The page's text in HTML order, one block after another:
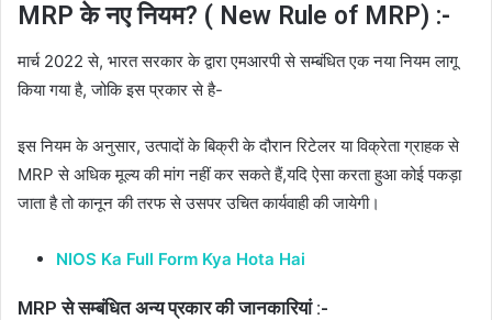
MRP के नए नियम? ( New Rule of MRP) :-
मार्च 2022 से, भारत सरकार के द्वारा एमआरपी से सम्बंधित एक नया नियम लागू
किया गया है, जोकि इस प्रकार से है-
इस नियम के अनुसार, उत्पादों के बिक्री के दौरान रिटेलर या विक्रेता ग्राहक से
MRP से अधिक मूल्य की मांग नहीं कर सकते हैं,यदि ऐसा करता हुआ कोई पकड़ा
जाता है तो कानून की तरफ से उसपर उचित कार्यवाही की जायेगी।
NIOS Ka Full Form Kya Hota Hai
MRP से सम्बंधित अन्य प्रकार की जानकारियां :-